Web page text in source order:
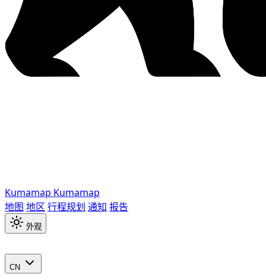
Kumamap Kumamap
地图 地区 行程规划 通知 报告
外观
CN